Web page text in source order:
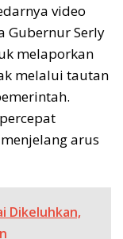
video
Gubernur Serly
melaporkan
melalui tautan
arus
Dikeluhkan,